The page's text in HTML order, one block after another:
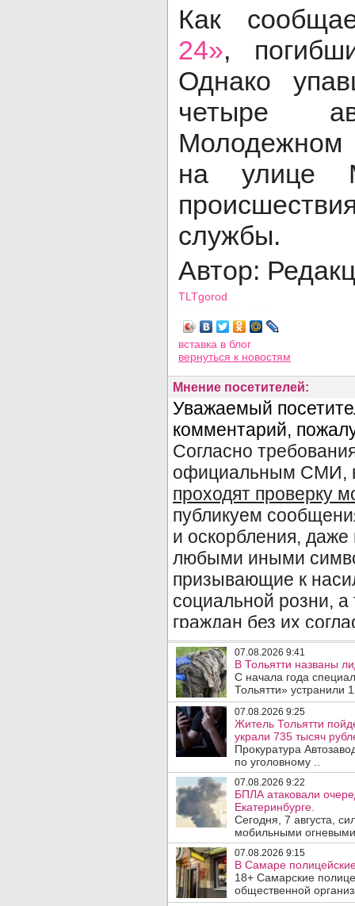
Как
24»,
Однако
четыре
на улице
службы.
Автор:
TLTgorod
вставка в блог
вернуться к новостям
Мнение посетителей:
07.08.2026 9:41
В Тольятти названы
С начала года
Тольятти» устранили
07.08.2026 9:25
Житель Тольятти
украли 735 тысяч
Прокуратура
по уголовному ..
07.08.2026 9:22
БПЛА атаковали
Екатеринбурге.
Сегодня, 7 августа,
мобильными
07.08.2026 9:15
В Самаре
18+ Самарские
общественной